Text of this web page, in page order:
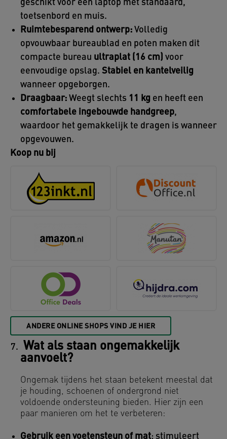
geschikt voor een laptop met standaard,
toetsenbord en muis.
Ruimtebesparend ontwerp: Volledig
opvouwbaar bureaublad en poten maken dit
compacte bureau ultraplat (16 cm) voor
eenvoudige opslag. Stabiel en kantelveilig
wanneer opgeborgen.
Draagbaar: Weegt slechts 11 kg en heeft een
comfortabele ingebouwde handgreep,
waardoor het gemakkelijk te dragen is wanneer
opgevouwen.
Koop nu bij
ANDERE ONLINE SHOPS VIND JE HIER
Wat als staan ongemakkelijk
aanvoelt?
Ongemak tijdens het staan betekent meestal dat
je houding, schoenen of ondergrond niet
voldoende ondersteuning bieden. Hier zijn een
paar manieren om het te verbeteren:
Gebruik een voetensteun of mat: stimuleert